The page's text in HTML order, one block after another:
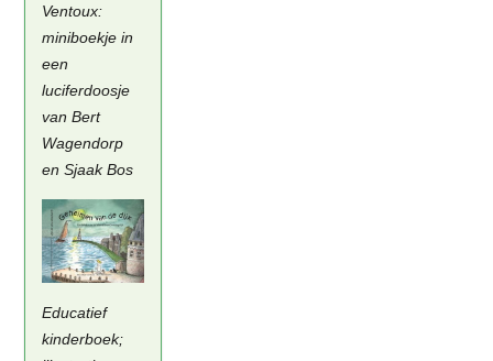
Ventoux:
miniboekje in
een
luciferdoosje
van Bert
Wagendorp
en Sjaak Bos
Educatief
kinderboek;